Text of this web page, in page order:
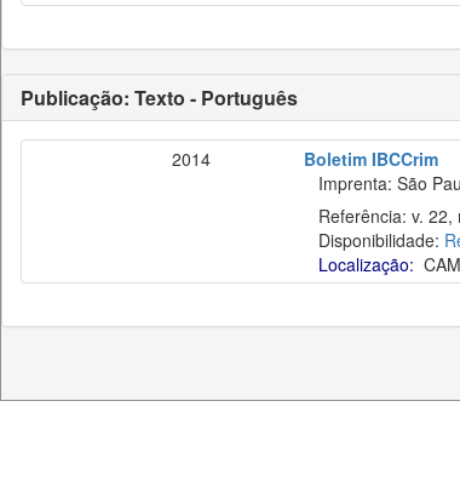
Publicação: Texto - Português
2014
Boletim IBCCrim
Imprenta: São
Referência: v. 22,
Disponibilidade:
Localização: CAM